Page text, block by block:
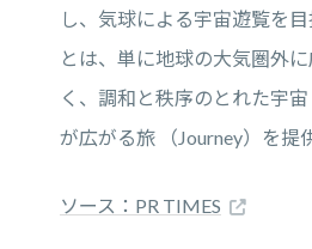
し、気球による宇宙遊覧を
とは、単に地球の大気圏外
く、調和と秩序のとれた宇
が広がる旅 （Journey）を提
ソース：PR TIMES